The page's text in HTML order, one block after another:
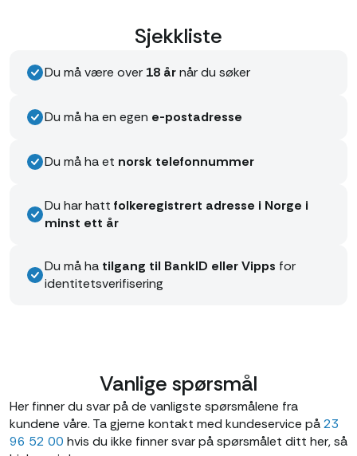
Sjekkliste
Du må være over 18 årnår du søker
Du må ha en egen e-postadresse
Du må ha et norsk telefonnummer
Du har hatt folkeregistrert adresse i Norge i
minst ett år
Du må ha tilgang til BankID eller Vipps for
identitetsverifisering
Vanlige spørsmål
Her finner du svar på de vanligste spørsmålene fra
kundene våre. Ta gjerne kontakt med kundeservice på23
96 52 00 hvis du ikke finner svar på spørsmålet ditt her, så